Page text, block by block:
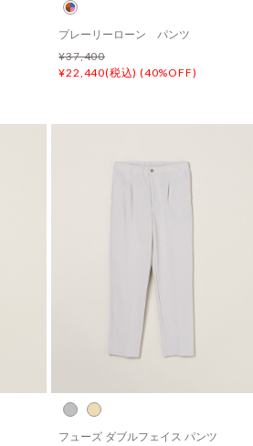
プレーリーローン パンツ
¥37,400
¥22,440(税込) (40%OFF)
フューズ ダブルフェイス パンツ